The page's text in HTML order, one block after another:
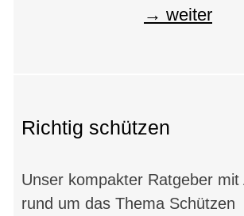
weiter
Richtig schützen
Unser kompakter Ratgeber mit
rund um das Thema Schützen